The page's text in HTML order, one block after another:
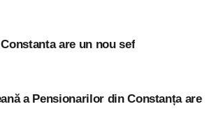
are un nou sef
a Pensionarilor din Constanța are